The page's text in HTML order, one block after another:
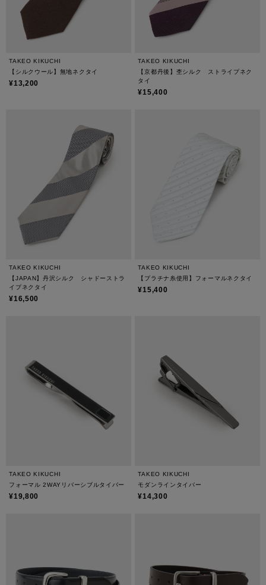
TAKEO KIKUCHI
【シルクウール】無地ネクタイ
¥13,200
TAKEO KIKUCHI
【京都丹後】杢シルク ストライプネク
タイ
¥15,400
TAKEO KIKUCHI
【JAPAN】丹沢シルク シャドーストラ
イプネクタイ
¥16,500
TAKEO KIKUCHI
【プラチナ糸使用】フォーマルネクタイ
¥15,400
TAKEO KIKUCHI
フォーマル 2WAYリバーシブルタイバー
¥19,800
TAKEO KIKUCHI
モダンラインタイバー
¥14,300